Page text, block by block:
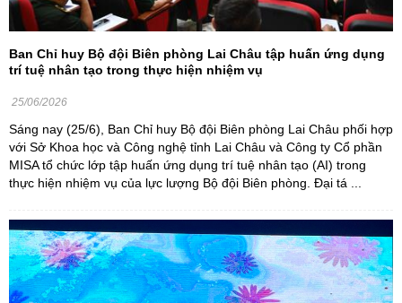
Ban Chỉ huy Bộ đội Biên phòng Lai Châu tập huấn ứng dụng
trí tuệ nhân tạo trong thực hiện nhiệm vụ
25/06/2026
Sáng nay (25/6), Ban Chỉ huy Bộ đội Biên phòng Lai Châu phối hợp
với Sở Khoa học và Công nghệ tỉnh Lai Châu và Công ty Cổ phần
MISA tổ chức lớp tập huấn ứng dụng trí tuệ nhân tạo (AI) trong
thực hiện nhiệm vụ của lực lượng Bộ đội Biên phòng. Đại tá ...